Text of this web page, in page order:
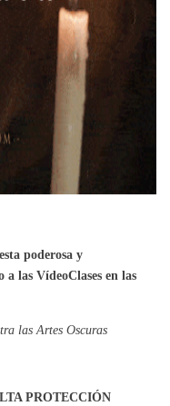
poderosa y
las VídeoClases en las
las Artes Oscuras
PROTECCIÓN